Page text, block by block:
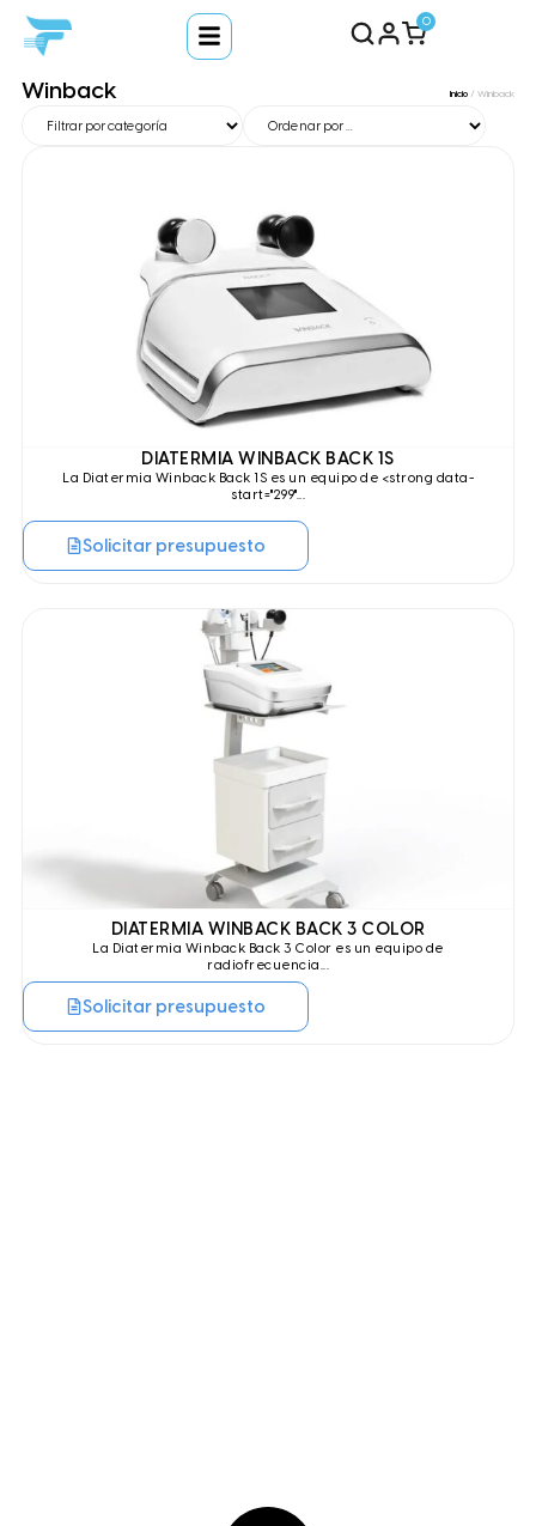
0
Winback Inicio / Winback
DIATERMIA WINBACK BACK 1S
La Diatermia Winback Back 1S es un equipo de <strong data-
start="299"...
Solicitar presupuesto
DIATERMIA WINBACK BACK 3 COLOR
La Diatermia Winback Back 3 Color es un equipo de
radiofrecuencia...
Solicitar presupuesto